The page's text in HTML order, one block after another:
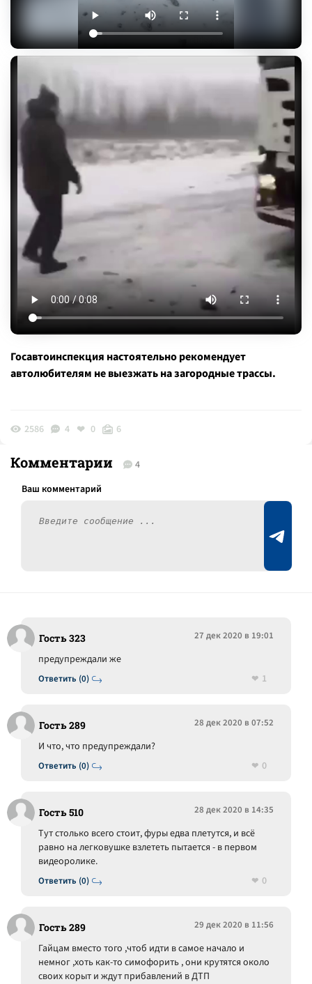
Госавтоинспекция настоятельно рекомендует
автолюбителям не выезжать на загородные трассы.
2586 4 0 6
Комментарии 4
Гость 323 27 дек 2020 в 19:01
Ответить (0)
предупреждали же
1
Гость 289 28 дек 2020 в 07:52
Ответить (0)
И что, что предупреждали?
0
Гость 510 28 дек 2020 в 14:35
Ответить (0)
Тут столько всего стоит, фуры едва плетутся, и всё
равно на легковушке взлететь пытается - в первом
видеоролике.
0
Гость 289 29 дек 2020 в 11:56
Гайцам вместо того ,чтоб идти в самое начало и
немног ,хоть как-то симофорить , они крутятся около
своих корыт и ждут прибавлений в ДТП